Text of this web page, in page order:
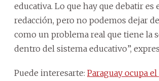
educativa. Lo que hay que debatir es
redacción, pero no podemos dejar
como un problema real que tiene la
dentro del sistema educativo”,
Puede interesarte: Paraguay ocupa